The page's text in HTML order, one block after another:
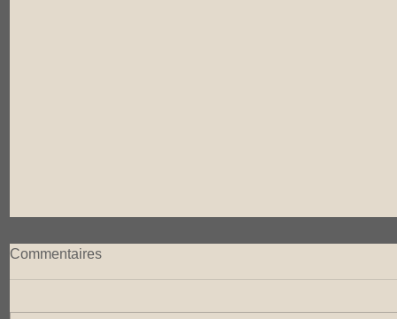
Commentaires